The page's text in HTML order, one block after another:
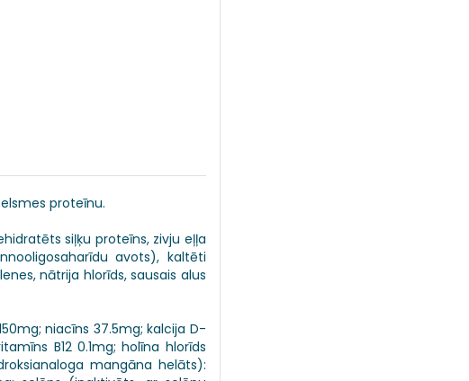
proteīnu.
siļķu proteīns, zivju eļļa
avots), kaltēti
nātrija hlorīds, sausais alus
niacīns 37.5mg; kalcija D-
B12 0.1mg; holīna hlorīds
mangāna helāts):